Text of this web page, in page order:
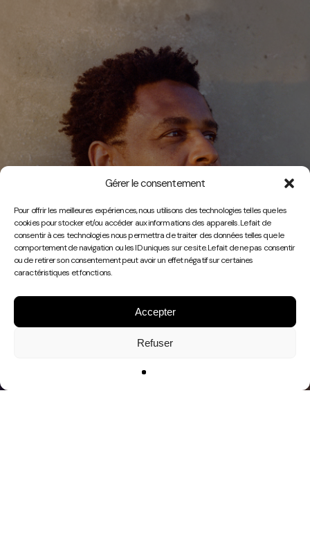
Gérer le consentement
Pour offrir les meilleures expériences, nous utilisons des technologies telles que les
cookies pour stocker et/ou accéder aux informations des appareils. Le fait de
consentir à ces technologies nous permettra de traiter des données telles que le
comportement de navigation ou les ID uniques sur ce site. Le fait de ne pas consentir
ou de retirer son consentement peut avoir un effet négatif sur certaines
caractéristiques et fonctions.
Accepter
Refuser
Play
Video